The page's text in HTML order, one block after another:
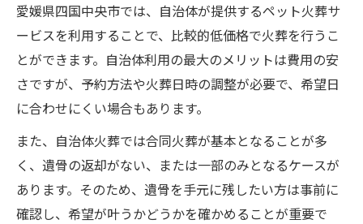
愛媛県四国中央市では、自治体が提供するペット火葬サ
ービスを利用することで、比較的低価格で火葬を行うこ
とができます。自治体利用の最大のメリットは費用の安
さですが、予約方法や火葬日時の調整が必要で、希望日
に合わせにくい場合もあります。
また、自治体火葬では合同火葬が基本となることが多
く、遺骨の返却がない、または一部のみとなるケースが
あります。そのため、遺骨を手元に残したい方は事前に
確認し、希望が叶うかどうかを確かめることが重要で